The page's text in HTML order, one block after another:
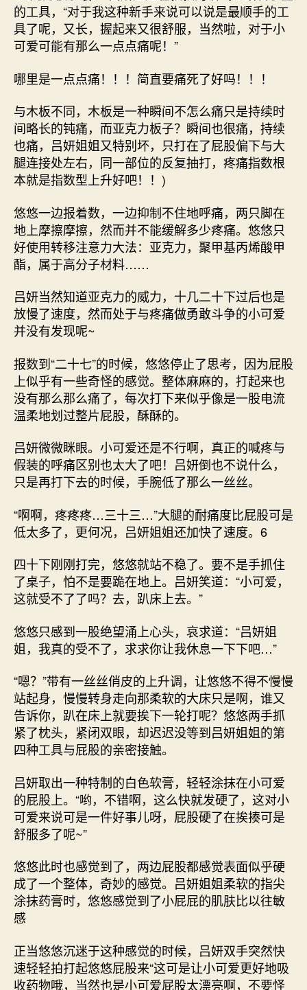
的工具，“对于我这种新手来说可以说是最顺手的工
具了呢，又长，握起来又很舒服，当然啦，对于小
可爱可能有那么一点点痛呢！”
哪里是一点点痛！！！简直要痛死了好吗！！！
与木板不同，木板是一种瞬间不怎么痛只是持续时
间略长的钝痛，而亚克力板子？瞬间也很痛，持续
也痛，吕妍姐姐又特别坏，只打在了屁股偏下与大
腿连接处左右，同一部位的反复抽打，疼痛指数根
本就是指数型上升好吧！！)
悠悠一边报着数，一边抑制不住地呼痛，两只脚在
地上摩擦摩擦，然而并不能缓解多少疼痛。悠悠只
好使用转移注意力大法：亚克力，聚甲基丙烯酸甲
酯，属于高分子材料……
吕妍当然知道亚克力的威力，十几二十下过后也是
放慢了速度，然而处于与疼痛做勇敢斗争的小可爱
并没有发现呢~
报数到“二十七”的时候，悠悠停止了思考，因为屁股
上似乎有一些奇怪的感觉。整体麻麻的，打起来也
没有那么那么痛了，每次打下来似乎像是一股电流
温柔地划过整片屁股，酥酥的。
吕妍微微眯眼。小可爱还是不行啊，真正的喊疼与
假装的呼痛区别也太大了吧！吕妍倒也不说什么，
只是再打下去的时候，手腕低了那么一丝丝。
“啊啊，疼疼疼…三十三…”大腿的耐痛度比屁股可是
低太多了，更何况，吕妍姐姐还加快了速度。6
四十下刚刚打完，悠悠就站不稳了。要不是手抓住
了桌子，怕不是要跪在地上。吕妍笑道：“小可爱，
这就受不了了吗？去，趴床上去。”
悠悠只感到一股绝望涌上心头，哀求道：“吕妍姐
姐，我真的受不了，求求你让我休息一下下吧…”
“嗯？”带有一丝丝俏皮的上升调，让悠悠不得不慢慢
站起身，慢慢转身走向那柔软的大床只是啊，谁又
告诉你，趴在床上就要挨下一轮打呢？悠悠两手抓
紧了枕头，紧闭双眼，却迟迟没等到吕妍姐姐的第
四种工具与屁股的亲密接触。
吕妍取出一种特制的白色软膏，轻轻涂抹在小可爱
的屁股上。“哟，不错啊，这么快就发硬了，这对小
可爱来说可是一件好事儿呀，屁股硬了在挨揍可是
舒服多了呢~”
悠悠此时也感觉到了，两边屁股都感觉表面似乎硬
成了一个整体，奇妙的感觉。吕妍姐姐柔软的指尖
涂抹药膏时，悠悠感觉到了小屁屁的肌肤比以往敏
感
正当悠悠沉迷于这种感觉的时候，吕妍双手突然快
速轻轻拍打起悠悠屁股来“这可是让小可爱更好地吸
收药物哦，当然也是小可爱屁股太漂亮啊，不要怪